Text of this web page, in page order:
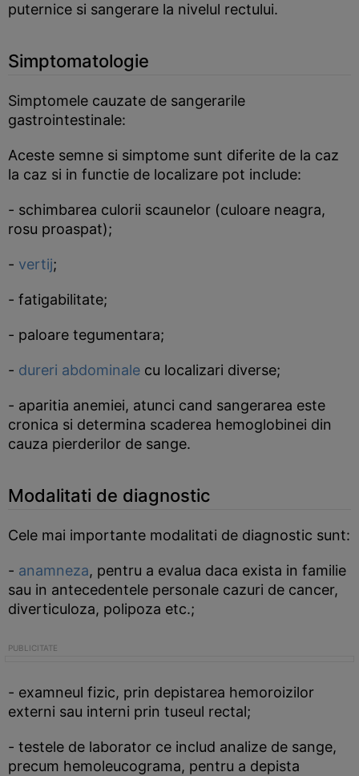
puternice si sangerare la nivelul rectului.
Simptomatologie
Simptomele cauzate de sangerarile
gastrointestinale:
Aceste semne si simptome sunt diferite de la caz
la caz si in functie de localizare pot include:
- schimbarea culorii scaunelor (culoare neagra,
rosu proaspat);
- vertij;
- fatigabilitate;
- paloare tegumentara;
- dureri abdominale cu localizari diverse;
- aparitia anemiei, atunci cand sangerarea este
cronica si determina scaderea hemoglobinei din
cauza pierderilor de sange.
Modalitati de diagnostic
Cele mai importante modalitati de diagnostic sunt:
- anamneza, pentru a evalua daca exista in familie
sau in antecedentele personale cazuri de cancer,
diverticuloza, polipoza etc.;
- examneul fizic, prin depistarea hemoroizilor
externi sau interni prin tuseul rectal;
- testele de laborator ce includ analize de sange,
precum hemoleucograma, pentru a depista